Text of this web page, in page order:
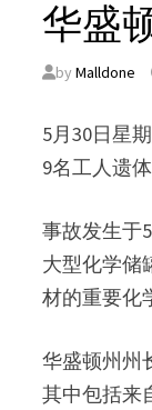
华盛
byMalldone
5月30日星
9名工人遗
事故发生于
大型化学储
材的重要化
华盛顿州州
其中包括来